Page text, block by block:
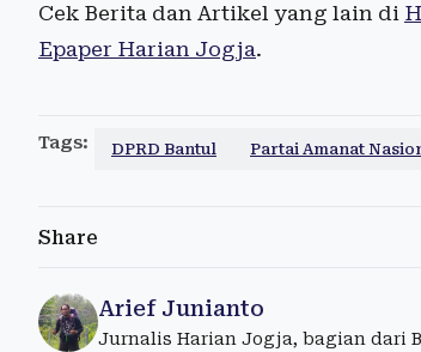
Cek Berita dan Artikel yang lain di
Epaper Harian Jogja.
Tags: DPRD Bantul Partai Amanat
Share
Arief Junianto
Jurnalis Harian Jogja, bagian dari